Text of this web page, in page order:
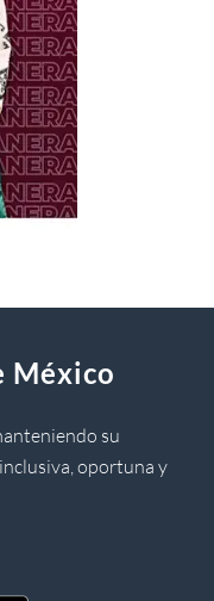
México
su
oportuna y